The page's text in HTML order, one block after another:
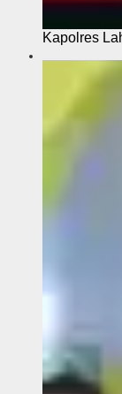
Kapolres